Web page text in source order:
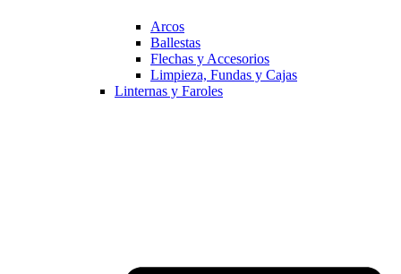
Arcos
Ballestas
Flechas y Accesorios
Limpieza, Fundas y Cajas
Linternas y Faroles